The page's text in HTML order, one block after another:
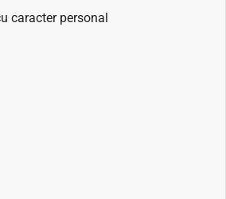
caracter personal